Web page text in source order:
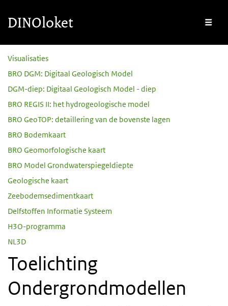
DINOloket
Subnavigatie
Visualisaties
BRO DGM: Digitaal Geologisch Model
DGM-diep: Digitaal Geologisch Model - diep
BRO REGIS II: het hydrogeologische model
BRO GeoTOP: detaillering van de bovenste lagen
BRO Bodemkaart
BRO Geomorfologische kaart
BRO Model Grondwaterspiegeldiepte
Geologische kaart
Zeebodemsedimentkaart
Delfstoffen Informatie Systeem
H3O-programma
NL3D
Toelichting
Ondergrondmodellen